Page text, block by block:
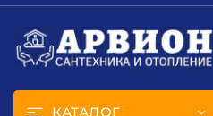
КАТАЛОГ